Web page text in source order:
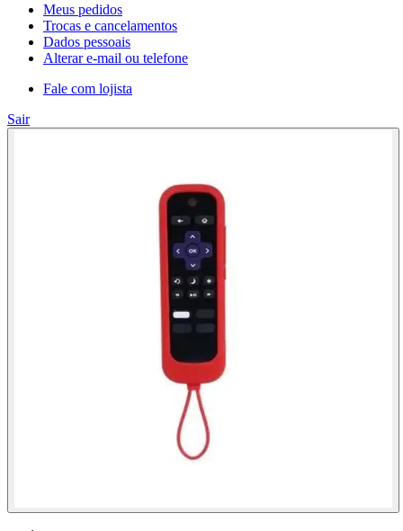
Meus pedidos
Trocas e cancelamentos
Dados pessoais
Alterar e-mail ou telefone
Fale com lojista
Sair